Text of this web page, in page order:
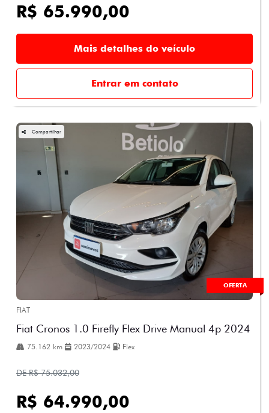
R$ 65.990,00
Mais detalhes do veículo
Entrar em contato
OFERTA
Compartilhar
FIAT
Fiat Cronos 1.0 Firefly Flex Drive Manual 4p 2024
75.162 km 2023/2024 Flex
DE R$ 75.032,00
R$ 64.990,00